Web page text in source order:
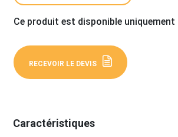
Ce produit est disponible uniquement
RECEVOIR LE DEVIS
Caractéristiques